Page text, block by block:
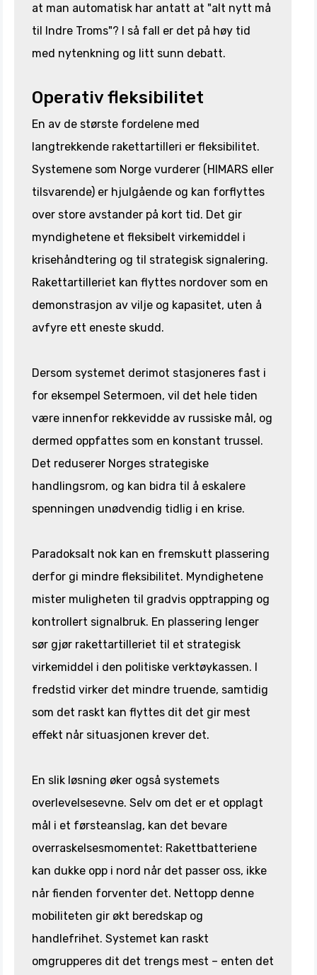
at man automatisk har antatt at "alt nytt må
til Indre Troms"? I så fall er det på høy tid
med nytenkning og litt sunn debatt.
Operativ fleksibilitet
En av de største fordelene med
langtrekkende rakettartilleri er fleksibilitet.
Systemene som Norge vurderer (HIMARS eller
tilsvarende) er hjulgående og kan forflyttes
over store avstander på kort tid. Det gir
myndighetene et fleksibelt virkemiddel i
krisehåndtering og til strategisk signalering.
Rakettartilleriet kan flyttes nordover som en
demonstrasjon av vilje og kapasitet, uten å
avfyre ett eneste skudd.
Dersom systemet derimot stasjoneres fast i
for eksempel Setermoen, vil det hele tiden
være innenfor rekkevidde av russiske mål, og
dermed oppfattes som en konstant trussel.
Det reduserer Norges strategiske
handlingsrom, og kan bidra til å eskalere
spenningen unødvendig tidlig i en krise.
Paradoksalt nok kan en fremskutt plassering
derfor gi mindre fleksibilitet. Myndighetene
mister muligheten til gradvis opptrapping og
kontrollert signalbruk. En plassering lenger
sør gjør rakettartilleriet til et strategisk
virkemiddel i den politiske verktøykassen. I
fredstid virker det mindre truende, samtidig
som det raskt kan flyttes dit det gir mest
effekt når situasjonen krever det.
En slik løsning øker også systemets
overlevelsesevne. Selv om det er et opplagt
mål i et førsteanslag, kan det bevare
overraskelsesmomentet: Rakettbatteriene
kan dukke opp i nord når det passer oss, ikke
når fienden forventer det. Nettopp denne
mobiliteten gir økt beredskap og
handlefrihet. Systemet kan raskt
omgrupperes dit det trengs mest – enten det